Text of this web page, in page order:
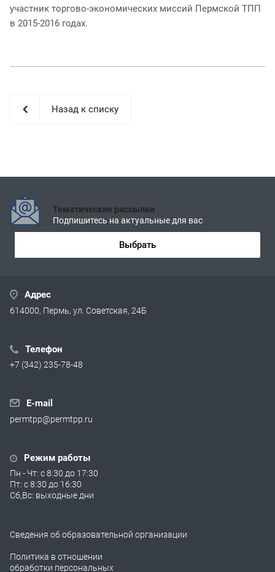
участник торгово-экономических миссий Пермской ТПП
в 2015-2016 годах.
Назад к списку
Тематические рассылки
Подпишитесь на актуальные для вас
Выбрать
Адрес
614000, Пермь, ул. Советская, 24Б
Телефон
+7 (342) 235-78-48
E-mail
permtpp@permtpp.ru
Режим работы
Пн - Чт: с 8:30 до 17:30
Пт: с 8:30 до 16:30
Сб,Вс: выходные дни
Сведения об образовательной организации
Политика в отношении
обработки персональных